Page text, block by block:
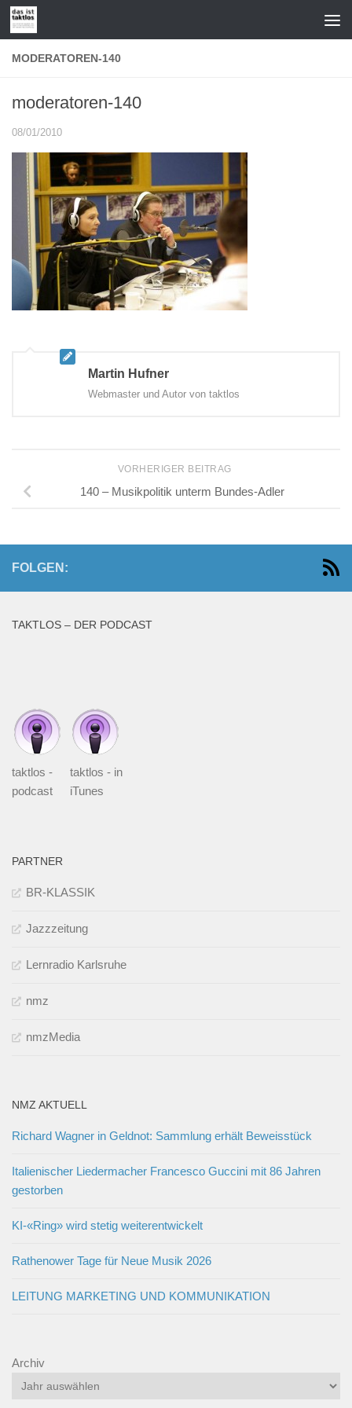
Zum Inhalt springen
MODERATOREN-140
moderatoren-140
08/01/2010
Martin Hufner
Webmaster und Autor von taktlos
VORHERIGER BEITRAG
140 – Musikpolitik unterm Bundes-Adler
FOLGEN:
TAKTLOS – DER PODCAST
taktlos -
podcast
taktlos - in
iTunes
PARTNER
BR-KLASSIK
Jazzzeitung
Lernradio Karlsruhe
nmz
nmzMedia
NMZ AKTUELL
Richard Wagner in Geldnot: Sammlung erhält Beweisstück
Italienischer Liedermacher Francesco Guccini mit 86 Jahren
gestorben
KI-«Ring» wird stetig weiterentwickelt
Rathenower Tage für Neue Musik 2026
LEITUNG MARKETING UND KOMMUNIKATION
Archiv